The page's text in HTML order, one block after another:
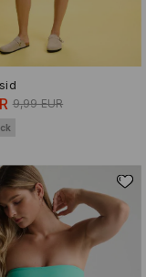
9,99 EUR